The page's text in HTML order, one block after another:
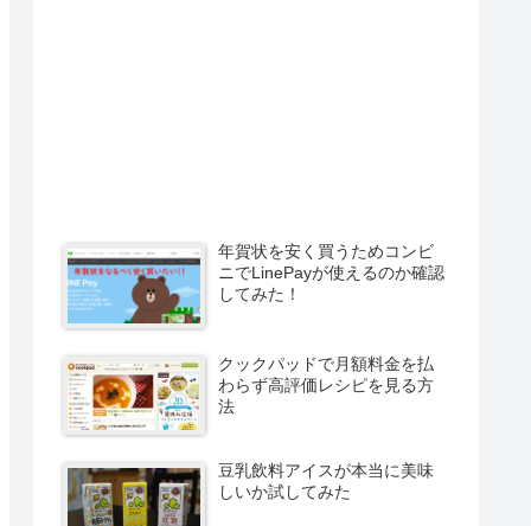
年賀状を安く買うためコンビ
ニでLinePayが使えるのか確認
してみた！
クックパッドで月額料金を払
わらず高評価レシピを見る方
法
豆乳飲料アイスが本当に美味
しいか試してみた